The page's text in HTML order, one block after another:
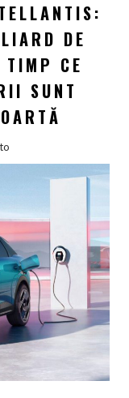
DE
CE
SUNT